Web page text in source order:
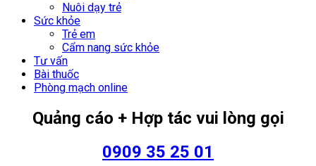
Nuôi dạy trẻ
Sức khỏe
Trẻ em
Cẩm nang sức khỏe
Tư vấn
Bài thuốc
Phòng mạch online
Quảng cáo + Hợp tác vui lòng gọi
0909 35 25 01